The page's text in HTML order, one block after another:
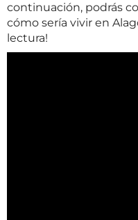
continuación, podrás
cómo sería vivir en
lectura!